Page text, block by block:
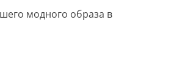
модного образа в